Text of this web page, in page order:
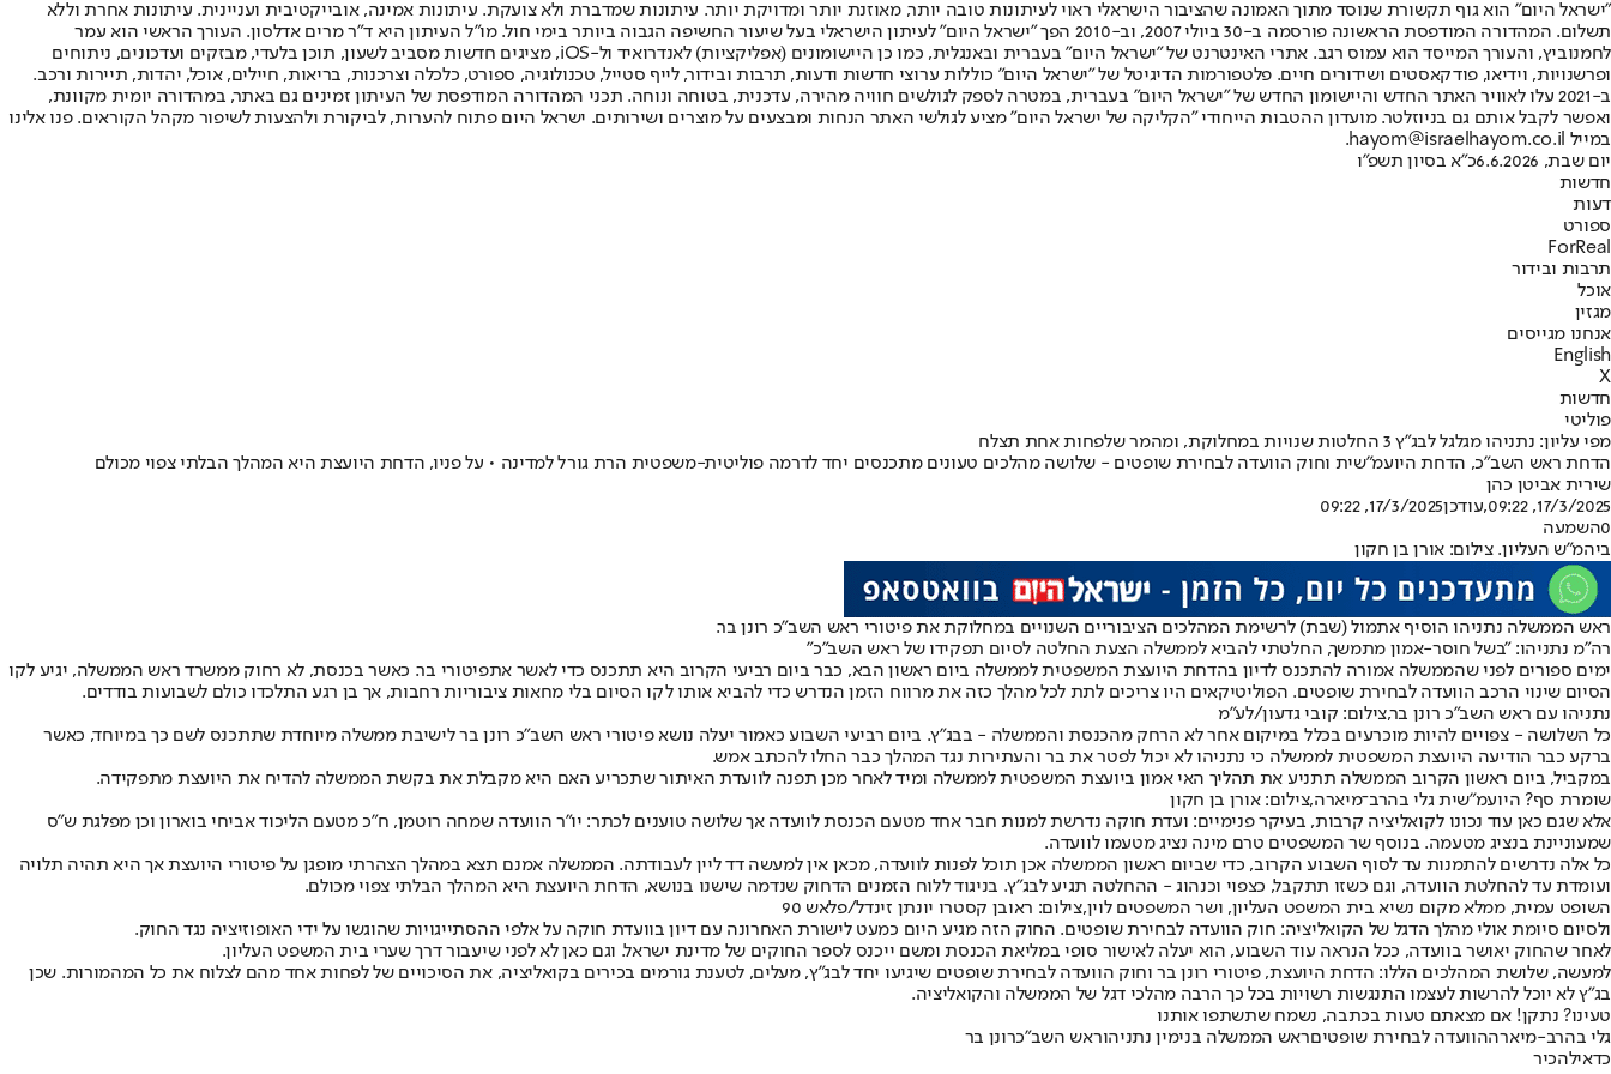
"ישראל היום" הוא גוף תקשורת שנוסד מתוך האמונה שהציבור הישראלי ראוי לעיתונות טובה יותר, מאוזנת יותר ומדויקת יותר. עיתונות שמדברת ולא צועקת. עיתונות אמינה, אובייקטיבית ועניינית. עיתונות אחרת וללא
תשלום. המהדורה המודפסת הראשונה פורסמה ב-30 ביולי 2007, וב-2010 הפך "ישראל היום" לעיתון הישראלי בעל שיעור החשיפה הגבוה ביותר בימי חול. מו"ל העיתון היא ד"ר מרים אדלסון. העורך הראשי הוא עמר
לחמנוביץ, והעורך המייסד הוא עמוס רגב. אתרי האינטרנט של "ישראל היום" בעברית ובאנגלית, כמו כן היישומונים (אפליקציות) לאנדרואיד ול-iOS, מציגים חדשות מסביב לשעון, תוכן בלעדי, מבזקים ועדכונים, ניתוחים
ופרשנויות, וידיאו, פודקאסטים ושידורים חיים. פלטפורמות הדיגיטל של "ישראל היום" כוללות ערוצי חדשות ודעות, תרבות ובידור, לייף סטייל, טכנולוגיה, ספורט, כלכלה וצרכנות, בריאות, חיילים, אוכל, יהדות, תיירות ורכב.
ב-2021 עלו לאוויר האתר החדש והיישומון החדש של "ישראל היום" בעברית, במטרה לספק לגולשים חוויה מהירה, עדכנית, בטוחה ונוחה. תכני המהדורה המודפסת של העיתון זמינים גם באתר, במהדורה יומית מקוונת,
ואפשר לקבל אותם גם בניוזלטר. מועדון ההטבות הייחודי "הקליקה של ישראל היום" מציע לגולשי האתר הנחות ומבצעים על מוצרים ושירותים. ישראל היום פתוח להערות, לביקורת ולהצעות לשיפור מקהל הקוראים. פנו אלינו
במייל hayom@israelhayom.co.il.
יום שבת, 6.6.2026
כ"א בסיון תשפ"ו
חדשות
דעות
ספורט
ForReal
תרבות ובידור
אוכל
מגזין
אנחנו מגייסים
English
X
חדשות
פוליטי
מפי עליון: נתניהו מגלגל לבג"ץ 3 החלטות שנויות במחלוקת, ומהמר שלפחות אחת תצלח
הדחת ראש השב"כ, הדחת היועמ"שית וחוק הוועדה לבחירת שופטים - שלושה מהלכים טעונים מתכנסים יחד לדרמה פוליטית-משפטית הרת גורל למדינה • על פניו, הדחת היועצת היא המהלך הבלתי צפוי מכולם
שירית אביטן כהן
17/3/2025, 09:22
,עודכן17/3/2025, 09:22
0השמעה
ביהמ"ש העליון. צילום: אורן בן חקון
ראש הממשלה נתניהו הוסיף אתמול (שבת) לרשימת המהלכים הציבוריים השנויים במחלוקת את פיטורי ראש השב"כ רונן בר.
רה"מ נתניהו: "בשל חוסר-אמון מתמשך, החלטתי להביא לממשלה הצעת החלטה לסיום תפקידו של ראש השב"כ"
ימים ספורים לפני שהממשלה אמורה להתכנס לדיון בהדחת היועצת המשפטית לממשלה ביום ראשון הבא, כבר ביום רביעי הקרוב היא תתכנס כדי לאשר אתפיטורי בר. כאשר בכנסת, לא רחוק ממשרד ראש הממשלה, יגיע לקו
הסיום שינוי הרכב הוועדה לבחירת שופטים. הפוליטיקאים היו צריכים לתת לכל מהלך כזה את מרווח הזמן הנדרש כדי להביא אותו לקו הסיום בלי מחאות ציבוריות רחבות, אך בן רגע התלכדו כולם לשבועות בודדים.
נתניהו עם ראש השב"כ רונן בר,צילום: קובי גדעון/לע"מ
כל השלושה - צפויים להיות מוכרעים בכלל במיקום אחר לא הרחק מהכנסת והממשלה - בבג"ץ. ביום רביעי השבוע כאמור יעלה נושא פיטורי ראש השב"כ רונן בר לישיבת ממשלה מיוחדת שתתכנס לשם כך במיוחד, כאשר
ברקע כבר הודיעה היועצת המשפטית לממשלה כי נתניהו לא יכול לפטר את בר והעתירות נגד המהלך כבר החלו להכתב אמש.
במקביל, ביום ראשון הקרוב הממשלה תתניע את תהליך האי אמון ביועצת המשפטית לממשלה ומיד לאחר מכן תפנה לוועדת האיתור שתכריע האם היא מקבלת את בקשת הממשלה להדיח את היועצת מתפקידה.
שומרת סף? היועמ"שית גלי בהרב־מיארה,צילום: אורן בן חקון
אלא שגם כאן עוד נכונו לקואליציה קרבות, בעיקר פנימיים: ועדת חוקה נדרשת למנות חבר אחד מטעם הכנסת לוועדה אך שלושה טוענים לכתר: יו"ר הוועדה שמחה רוטמן, ח"כ מטעם הליכוד אביחי בוארון וכן מפלגת ש"ס
שמעוניינת בנציג מטעמה. בנוסף שר המשפטים טרם מינה נציג מטעמו לוועדה.
כל אלה נדרשים להתמנות עד לסוף השבוע הקרוב, כדי שביום ראשון הממשלה אכן תוכל לפנות לוועדה, מכאן אין למעשה דד ליין לעבודתה. הממשלה אמנם תצא במהלך הצהרתי מופגן על פיטורי היועצת אך היא תהיה תלויה
ועומדת עד להחלטת הוועדה, וגם כשזו תתקבל, כצפוי וכנהוג - ההחלטה תגיע לבג"ץ. בניגוד ללוח הזמנים הדחוק שנדמה שישנו בנושא, הדחת היועצת היא המהלך הבלתי צפוי מכולם.
השופט עמית, ממלא מקום נשיא בית המשפט העליון, ושר המשפטים לוין,צילום: ראובן קסטרו יונתן זינדל/פלאש 90
ולסיום סיומת אולי מהלך הדגל של הקואליציה: חוק הוועדה לבחירת שופטים. החוק הזה מגיע היום כמעט לישורת האחרונה עם דיון בוועדת חוקה על אלפי ההסתייגויות שהוגשו על ידי האופוזיציה נגד החוק.
לאחר שהחוק יאושר בוועדה, ככל הנראה עוד השבוע, הוא יעלה לאישור סופי במליאת הכנסת ומשם ייכנס לספר החוקים של מדינת ישראל. וגם כאן לא לפני שיעבור דרך שערי בית המשפט העליון.
למעשה, שלושת המהלכים הללו: הדחת היועצת, פיטורי רונן בר וחוק הוועדה לבחירת שופטים שיגיעו יחד לבג"ץ, מעלים, לטענת גורמים בכירים בקואליציה, את הסיכויים של לפחות אחד מהם לצלוח את כל המהמורות. שכן
בג"ץ לא יוכל להרשות לעצמו התנגשות רשויות בכל כך הרבה מהלכי דגל של הממשלה והקואליציה.
טעינו? נתקן! אם מצאתם טעות בכתבה, נשמח שתשתפו אותנו
גלי בהרב-מיארההוועדה לבחירת שופטיםראש הממשלה בנימין נתניהוראש השב"כרונן בר
כדאילהכיר